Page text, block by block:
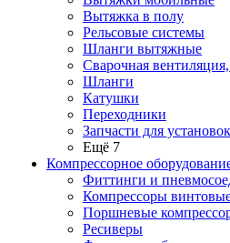
Вытяжка в полу
Рельсовые системы
Шланги вытяжные
Сварочная
Шланги
Катушки
Переходники
Запчасти для
Ещё 7
Компрессорное
Фиттинги и
Компрессоры
Поршневые
Ресиверы